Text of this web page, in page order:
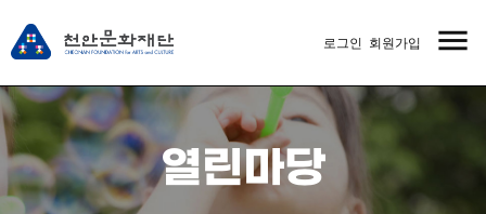
menu
로그인 회원가입
열린마당